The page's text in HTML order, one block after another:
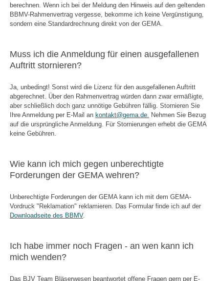
berechnen. Wenn ich bei der Meldung den Hinweis auf den geltenden
BBMV-Rahmenvertrag vergesse, bekomme ich keine Vergünstigung,
sondern eine Standardrechnung direkt von der GEMA.
Muss ich die Anmeldung für einen ausgefallenen
Auftritt stornieren?
Ja, unbedingt! Sonst wird die Lizenz für den ausgefallenen Auftritt
abgerechnet. Über den Rahmenvertrag würden dann zwar ermäßigte,
aber schließlich doch ganz unnötige Gebühren fällig. Stornieren Sie
Ihre Anmeldung per E-Mail an kontakt@gema.de. Nehmen Sie Bezug
auf die ursprüngliche Anmeldung. Für Stornierungen erhebt die GEMA
keine Gebühren.
Wie kann ich mich gegen unberechtigte
Forderungen der GEMA wehren?
Unberechtigte Forderungen der GEMA kann ich mit dem GEMA-
Vordruck "Reklamation" reklamieren. Das Formular finde ich auf der
Downloadseite des BBMV.
Ich habe immer noch Fragen - an wen kann ich
mich wenden?
Das BJV Team Bläserwesen beantwortet offene Fragen gern per E-